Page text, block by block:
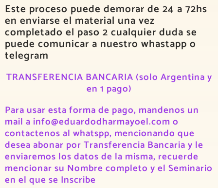
Este proceso puede demorar de 24 a 72hs
en enviarse el material una vez
completado el paso 2 cualquier duda se
puede comunicar a nuestro whastapp o
telegram
TRANSFERENCIA BANCARIA (solo Argentina y
en 1 pago)
Para usar esta forma de pago, mandenos un
mail a info@eduardodharmayoel.com o
contactenos al whatspp, mencionando que
desea abonar por Transferencia Bancaria y le
enviaremos los datos de la misma, recuerde
mencionar su Nombre completo y el Seminario
en el que se Inscribe